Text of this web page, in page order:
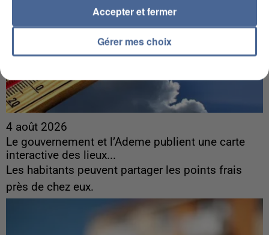
4 août 2026
Le gouvernement et l’Ademe publient une carte
interactive des lieux...
Les habitants peuvent partager les points frais
près de chez eux.
Gérer mes choix
Accepter et fermer